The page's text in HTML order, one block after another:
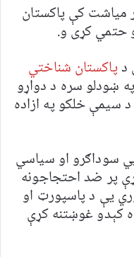
میاشت کې پاکستان
حتمي کړی و.
دپاکستان شناختي
ښودلو سره د دواړو
سیمې خلکو په ازاده
سوداګرو او سیاسي
پر ضد احتجاجونه
یې د پاسپورټ او
کېدو غوښتنه کړې